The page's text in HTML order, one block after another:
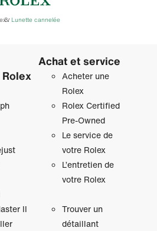
/ Lunette cannelée
II
Achat et service
Acheter une
Rolex
Rolex Certified
Pre-Owned
Le service de
votre Rolex
L’entretien de
votre Rolex
Trouver un
détaillant